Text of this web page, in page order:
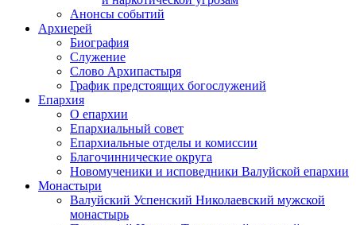
Анонсы событий
Архиерей
Биография
Служение
Слово Архипастыря
График предстоящих богослужений
Епархия
О епархии
Епархиальный совет
Епархиальные отделы и комиссии
Благочиннические округа
Новомученики и исповедники Валуйской епархии
Монастыри
Валуйский Успенский Николаевский мужской
монастырь